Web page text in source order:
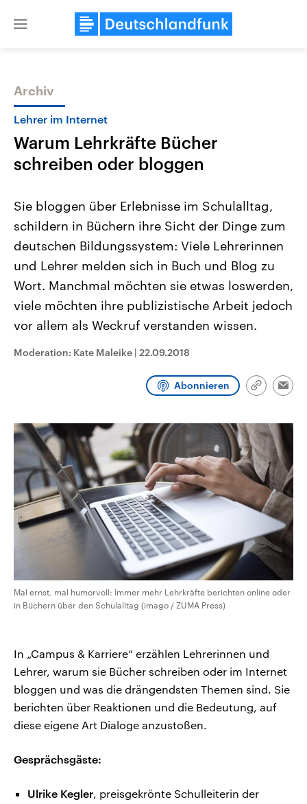
Close
Themen
Landtagswahl Sachsen-Anhalt
2026
Alle Informationen
Sachsen-Anhalt wählt am 6.
September 2026 einen neuen
Landtag. Seit 2021 wird das
Bundesland von einer Koalition aus
CDU, SPD und FDP regiert.-
Umfragen, Prognosen,
und Hintergründe zu den Parteien
und Kandidaten der anstehenden
USA
Aktuelle Beiträge,
Hintergründe
Wirtschaftlich und
gehören die Vereinigten
den mächtigsten Ländern
mit großem Einfluss auf
aktuelle Weltgeschehen.
Sendungen Programm Podcasts
Archiv
Lehrer im Internet
Warum Lehrkräfte Bücher
schreiben oder bloggen
Sie bloggen über Erlebnisse im Schulalltag,
schildern in Büchern ihre Sicht der Dinge zum
deutschen Bildungssystem: Viele Lehrerinnen
und Lehrer melden sich in Buch und Blog zu
Wort. Manchmal möchten sie etwas loswerden,
viele möchten ihre publizistische Arbeit jedoch
vor allem als Weckruf verstanden wissen.
Moderation: Kate Maleike | 22.09.2018
Abonnieren
Link
Mal ernst, mal humorvoll: Immer mehr Lehrkräfte berichten online oder
in Büchern über den Schulalltag (imago / ZUMA Press)
In „Campus & Karriere“ erzählen Lehrerinnen und
Lehrer, warum sie Bücher schreiben oder im Internet
bloggen und was die drängendsten Themen sind. Sie
berichten über Reaktionen und die Bedeutung, auf
diese eigene Art Dialoge anzustoßen.
Gesprächsgäste:
Ulrike Kegler, preisgekrönte Schulleiterin der